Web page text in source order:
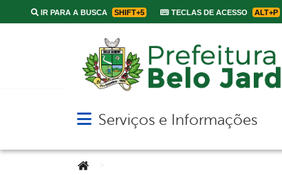
IR PARA A BUSCA SHIFT+5 TECLAS DE ACESSO ALT+P
Abrir menu principal de navegação
Serviços e Informações
Você está aqui: